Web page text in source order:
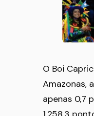
O Boi
Amazonas,
apenas 0,7